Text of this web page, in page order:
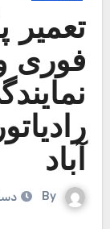
تعمیر
فوری
آباد